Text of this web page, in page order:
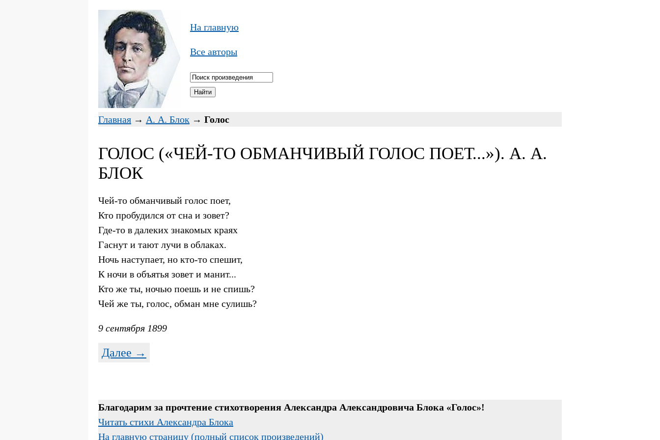
На главную
Все авторы
Главная → А. А. Блок → Голос
ГОЛОС («ЧЕЙ-ТО ОБМАНЧИВЫЙ ГОЛОС ПОЕТ...»). А. А.
БЛОК
Чей-то обманчивый голос поет,
Кто пробудился от сна и зовет?
Где-то в далеких знакомых краях
Гаснут и тают лучи в облаках.
Ночь наступает, но кто-то спешит,
К ночи в объятья зовет и манит...
Кто же ты, ночью поешь и не спишь?
Чей же ты, голос, обман мне сулишь?
9 сентября 1899
Далее →
Благодарим за прочтение стихотворения Александра Александровича Блока «Голос»!
Читать стихи Александра Блока
На главную страницу (полный список произведений)